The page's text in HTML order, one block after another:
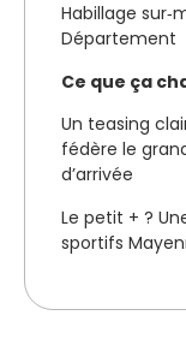
Habillage
Département
Ce que ça
Un teasing
fédère le
d’arrivée
Le petit + ?
sportifs